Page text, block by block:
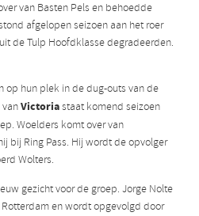
van Basten Pels en behoedde
afgelopen seizoen aan het roer
de Tulp Hoofdklasse degradeerden.
op hun plek in de dug-outs van de
Victoriastaat komend seizoen
Woelders komt over van
bij Ring Pass. Hij wordt de opvolger
Wolters.
gezicht voor de groep. Jorge Nolte
en wordt opgevolgd door